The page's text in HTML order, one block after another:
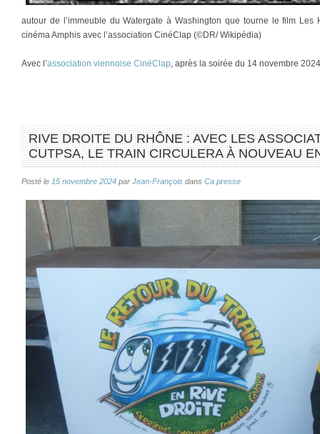
autour de l’immeuble du Watergate à Washington que tourne le film
cinéma Amphis avec l’association CinéClap (©DR/ Wikipédia)
Avec l’association viennoise CinéClap, après la soirée du 14 novembre
RIVE DROITE DU RHÔNE : AVEC LES
CUTPSA, LE TRAIN CIRCULERA À NOUVEAU
Posté le 15 novembre 2024 par Jean-François dans Ca presse